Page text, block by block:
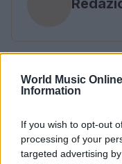
World Music
Information
If you wish to opt-out
processing of your
targeted advertising